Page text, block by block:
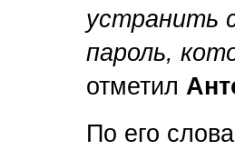
устранить
пароль,
отметил
По его